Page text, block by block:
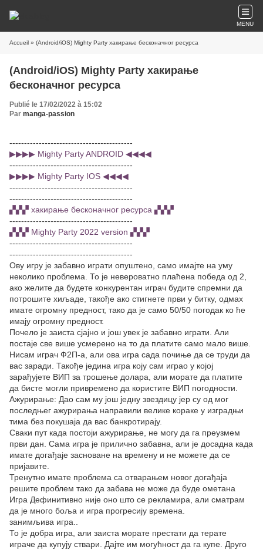
MENU
Accueil » (Android/iOS) Mighty Party хакирање бесконачног ресурса
(Android/iOS) Mighty Party хакирање
бесконачног ресурса
Publié le 17/02/2022 à 15:02
Par manga-passion
------------------------------------------
▶▶▶▶ Mighty Party ANDROID ◀◀◀◀
------------------------------------------
▶▶▶▶ Mighty Party IOS ◀◀◀◀
------------------------------------------
------------------------------------------
▞▞▞ хакирање бесконачног ресурса ▞▞▞
------------------------------------------
▞▞▞ Mighty Party 2022 version ▞▞▞
------------------------------------------
------------------------------------------
Ову игру је забавно играти опуштено, само имајте на уму
неколико проблема. То је невероватно плаћена победа од 2,
ако желите да будете конкурентан играч будите спремни да
потрошите хиљаде, такође ако стигнете први у битку, одмах
имате огромну предност, тако да је само 50/50 погодак ко ће
имају огромну предност.
Почело је заиста сјајно и још увек је забавно играти. Али
постаје све више усмерено на то да платите само мало више.
Нисам играч Ф2П-а, али ова игра сада почиње да се труди да
вас заради. Такође једина игра коју сам играо у којој
зарађујете ВИП за трошење долара, али морате да платите
да бисте могли привремено да користите ВИП погодности.
Ажурирање: Дао сам му још једну звездицу јер су од мог
последњег ажурирања направили велике кораке у изградњи
тима без покушаја да вас банкротирају.
Сваки пут када постоји ажурирање, не могу да га преузмем
први дан. Сама игра је прилично забавна, али је досадна када
имате догађаје засноване на времену и не можете да се
пријавите.
Тренутно имате проблема са отварањем новог догађаја
решите проблем тако да забава не може да буде ометана
Игра Дефинитивно није оно што се рекламира, али сматрам
да је много боља и игра прогресију времена.
занимљива игра..
То је добра игра, али заиста морате престати да терате
играче да купују ствари. Дајте им могућност да га купе. Друго